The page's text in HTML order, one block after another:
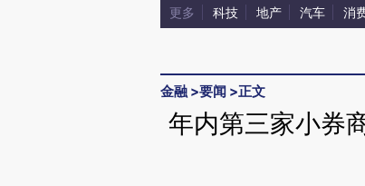
更多 科技 地产 汽车 消
金融 >要闻 >正文
年内第三家小券